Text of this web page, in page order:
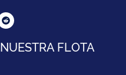
NUESTRA FLOTA